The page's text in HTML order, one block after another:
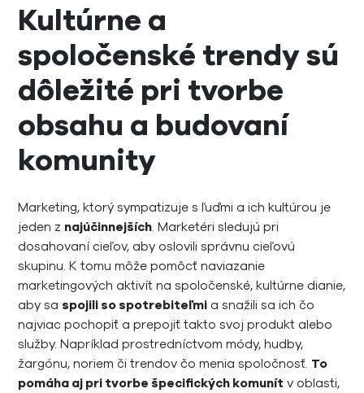
Kultúrne a
spoločenské trendy sú
dôležité pri tvorbe
obsahu a budovaní
komunity
Marketing, ktorý sympatizuje s ľuďmi a ich kultúrou je
jeden z najúčinnejších. Marketéri sledujú pri
dosahovaní cieľov, aby oslovili správnu cieľovú
skupinu. K tomu môže pomôcť naviazanie
marketingových aktivít na spoločenské, kultúrne dianie,
aby sa spojili so spotrebiteľmi a snažili sa ich čo
najviac pochopiť a prepojiť takto svoj produkt alebo
služby. Napríklad prostredníctvom módy, hudby,
žargónu, noriem či trendov čo menia spoločnosť. To
pomáha aj pri tvorbe špecifických komunít v oblasti,